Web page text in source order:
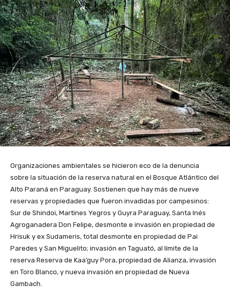
Organizaciones ambientales se hicieron eco de la denuncia
sobre la situación de la reserva natural en el Bosque Atlántico del
Alto Paraná en Paraguay. Sostienen que hay más de nueve
reservas y propiedades que fueron invadidas por campesinos:
Sur de Shindoi, Martines Yegros y Guyra Paraguay, Santa Inés
Agroganadera Don Felipe, desmonte e invasión en propiedad de
Hrisuk y ex Sudameris, total desmonte en propiedad de Pai
Paredes y San Miguelito; invasión en Taguató, al límite de la
reserva Reserva de Kaa’guy Pora, propiedad de Alianza, invasión
en Toro Blanco, y nueva invasión en propiedad de Nueva
Gambach.